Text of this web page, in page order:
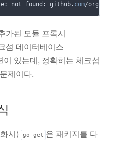
not found: github.
com/orgname/
가된 모듈 프록시
섬 데이터베이스
이 있는데, 정확히는 체크섬
제이다.
시) go get 은 패키지를 다